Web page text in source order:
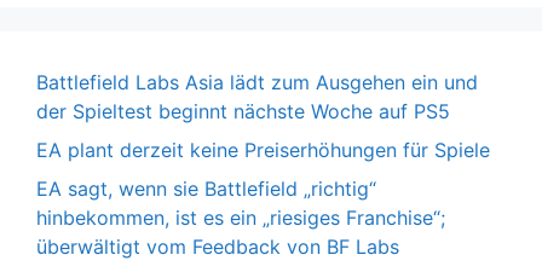
Battlefield Labs Asia lädt zum Ausgehen ein und
der Spieltest beginnt nächste Woche auf PS5
EA plant derzeit keine Preiserhöhungen für Spiele
EA sagt, wenn sie Battlefield „richtig“
hinbekommen, ist es ein „riesiges Franchise“;
überwältigt vom Feedback von BF Labs